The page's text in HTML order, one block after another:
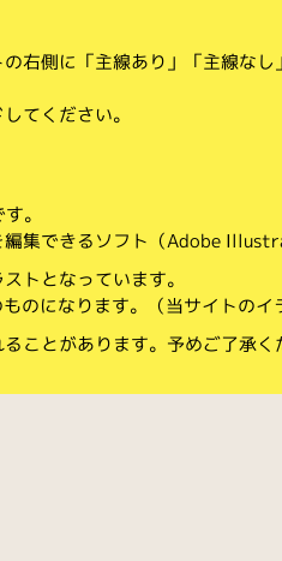
右側に「主線あり」「主線な
てください。
。
集できるソフト（Adobe
トとなっています。
のになります。（当サイトのイ
ことがあります。予めご了承く